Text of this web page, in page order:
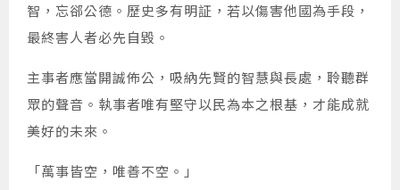
智，忘郤公德。歷史多有明証，若以傷害他國為手段，
最終害人者必先自毀。
主事者應當開誠佈公，吸納先賢的智慧與長處，聆聽群
眾的聲音。執事者唯有堅守以民為本之根基，才能成就
美好的未來。
「萬事皆空，唯善不空。」